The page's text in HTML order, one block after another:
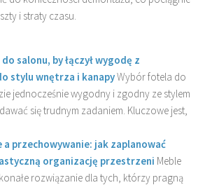
i straty czasu.
salonu, by łączył wygodę z
stylu wnętrza i kanapyWybór fotela do
jednocześnie wygodny i zgodny ze stylem
się trudnym zadaniem. Kluczowe jest,
a przechowywanie: jak zaplanować
organizację przestrzeni Meble
rozwiązanie dla tych, którzy pragną